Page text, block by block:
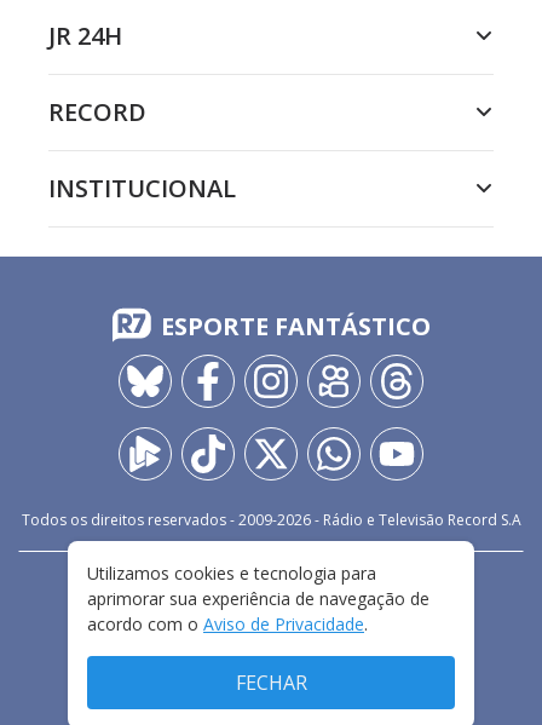
JR 24H
RECORD
INSTITUCIONAL
ESPORTE FANTÁSTICO
Todos os direitos reservados - 2009-2026- Rádio e Televisão Record S.A
FALE CONOSCO
PRIVACIDADE
TERMOS E CONDIÇÕES DE USO
Utilizamos cookies e tecnologia para
aprimorar sua experiência de navegação de
acordo com o Aviso de Privacidade.
FECHAR